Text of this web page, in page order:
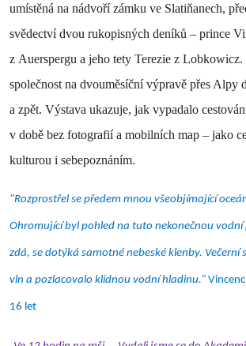
umístěná na nádvoří zámku ve Slatiňanech,
svědectví dvou rukopisných deníků – prince
z Auerspergu a jeho tety Terezie z
společnost na dvouměsíční výpravě přes Alpy
a zpět. Výstava ukazuje, jak vypadalo
v době bez fotografií a mobilních map – jako
kulturou i sebepoznáním.
"Rozprostřel se předem mnou všeobjímající
Ohromující byl pohled na tuto nekonečnou vodní
zdá, se dotýká samotné nebeské klenby. Večerní
vln a pozlacovalo klidnou vodní hladinu.“
16 let